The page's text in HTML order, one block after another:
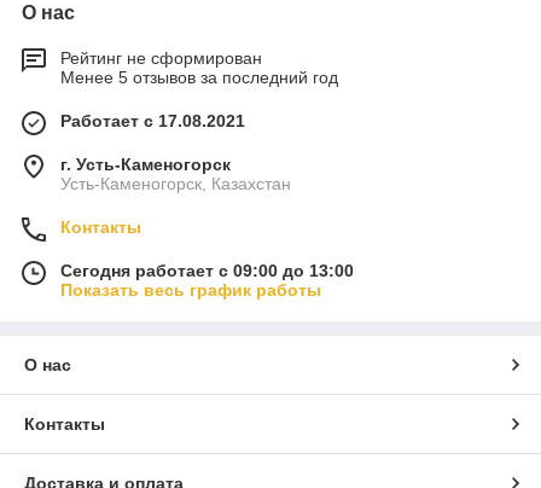
О нас
Рейтинг не сформирован
Менее 5 отзывов за последний год
Работает с 17.08.2021
г. Усть-Каменогорск
Усть-Каменогорск, Казахстан
Контакты
Сегодня работает с 09:00 до 13:00
Показать весь график работы
О нас
Контакты
Доставка и оплата